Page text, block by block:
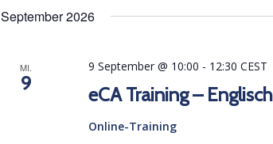
September 2026
MI.
9 eCA Training – Englisch
9 September @ 10:00 - 12:30 CEST
Online-Training